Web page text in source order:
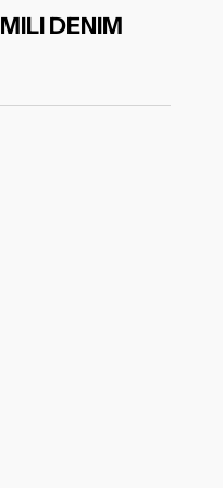
DENIM